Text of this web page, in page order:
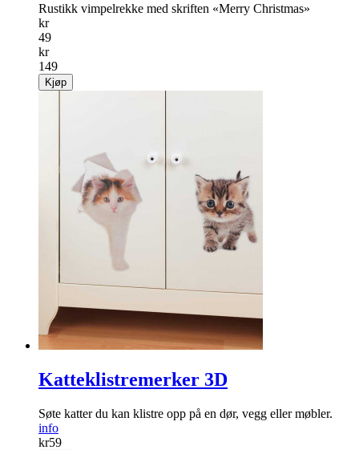
Rustikk vimpelrekke med skriften «Merry Christmas»
kr
49
kr
149
Kjøp
Katteklistremerker 3D
Søte katter du kan ­klistre opp på en dør, vegg eller møbler.
info
kr59